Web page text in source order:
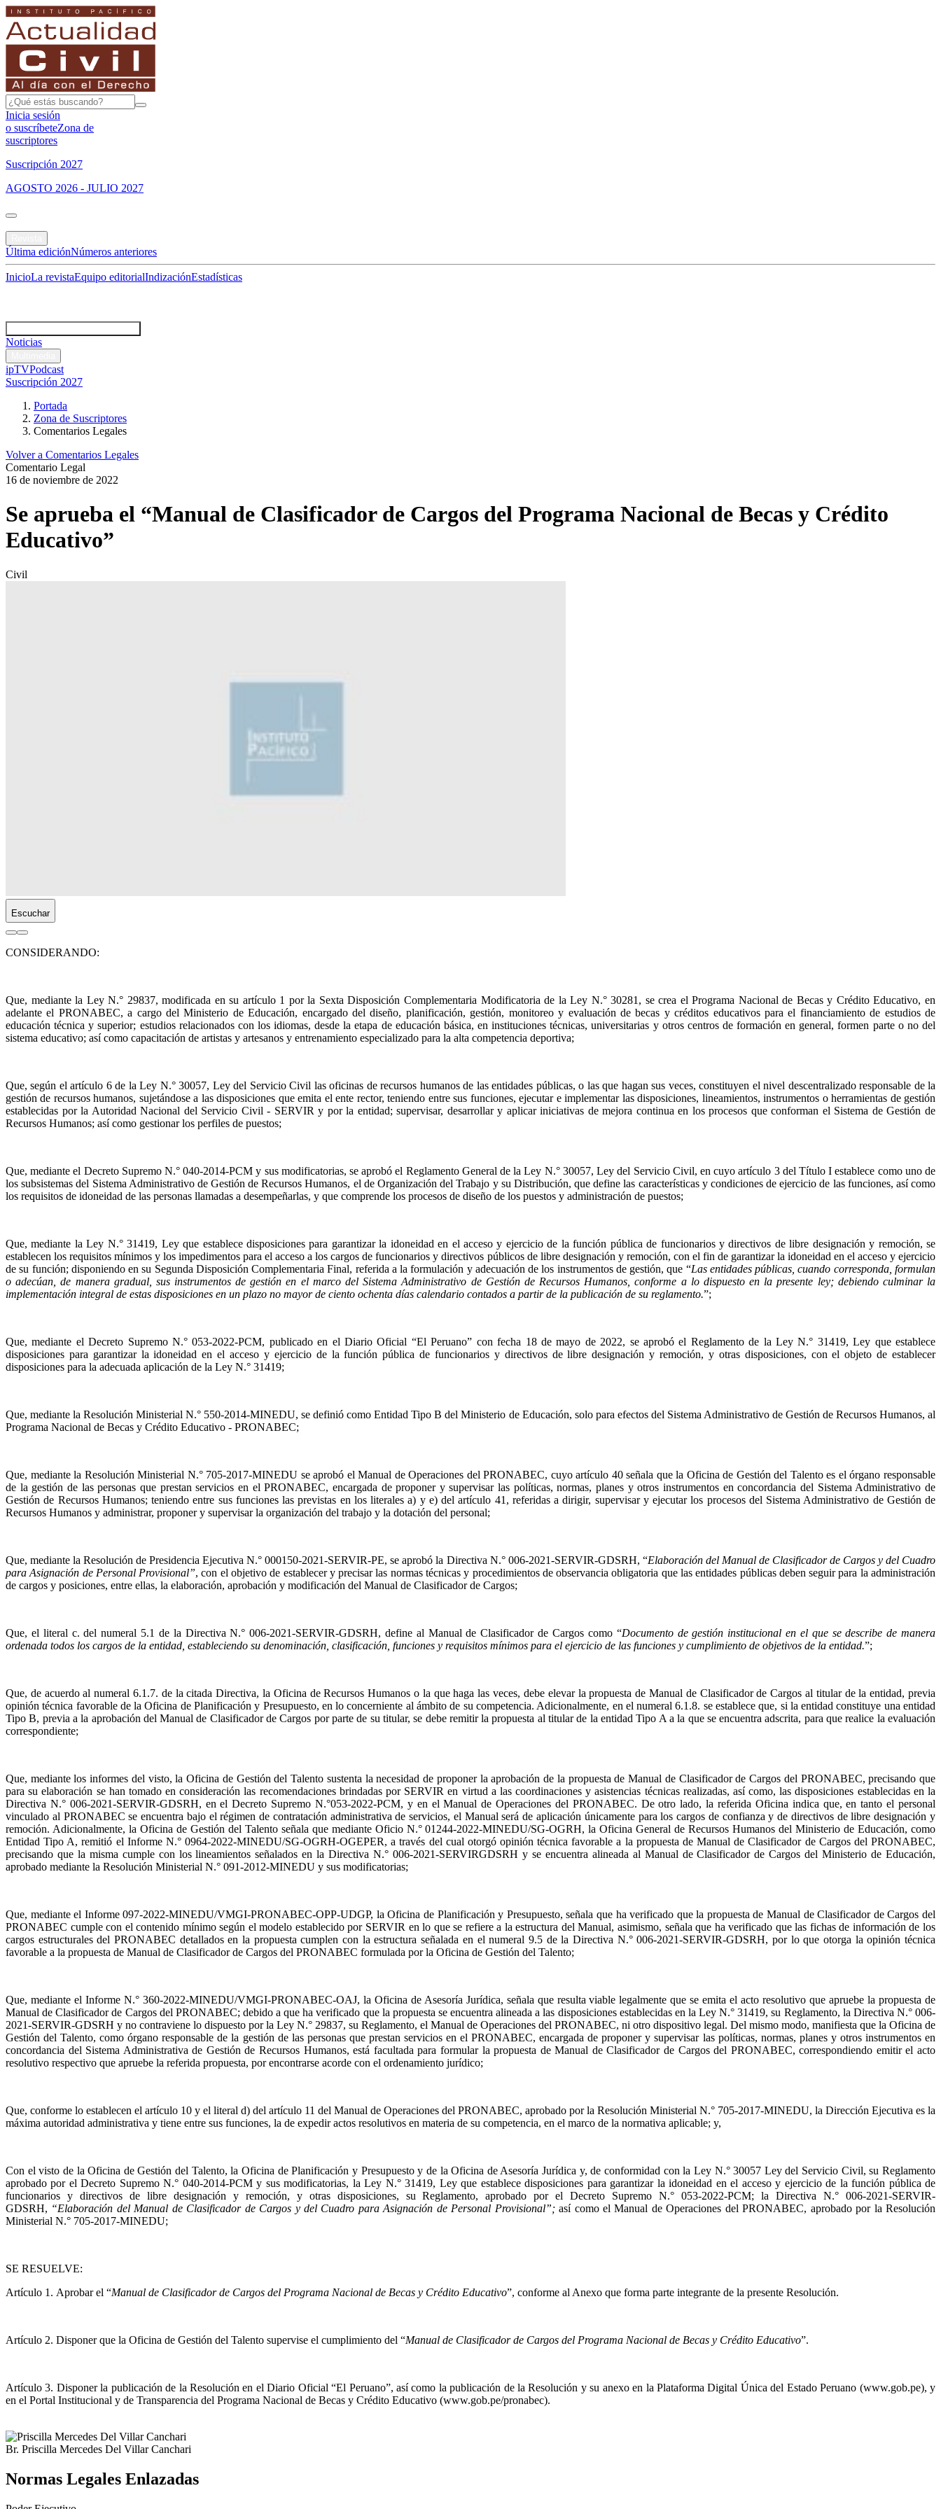
Inicia sesión
o suscríbeteZona de
suscriptores
Suscripción 2027
AGOSTO 2026 - JULIO 2027
Última ediciónNúmeros anteriores
InicioLa revistaEquipo editorialIndizaciónEstadísticas
Noticias
ipTVPodcast
Suscripción 2027
Portada
Zona de Suscriptores
Comentarios Legales
Volver a Comentarios Legales
Comentario Legal
16 de noviembre de 2022
Se aprueba el “Manual de Clasificador de Cargos del Programa Nacional de Becas y Crédito
Educativo”
Civil
Escuchar
CONSIDERANDO:
Que, mediante la Ley N.° 29837, modificada en su artículo 1 por la Sexta Disposición Complementaria Modificatoria de la Ley N.° 30281, se crea el Programa Nacional de Becas y Crédito Educativo, en
adelante el PRONABEC, a cargo del Ministerio de Educación, encargado del diseño, planificación, gestión, monitoreo y evaluación de becas y créditos educativos para el financiamiento de estudios de
educación técnica y superior; estudios relacionados con los idiomas, desde la etapa de educación básica, en instituciones técnicas, universitarias y otros centros de formación en general, formen parte o no del
sistema educativo; así como capacitación de artistas y artesanos y entrenamiento especializado para la alta competencia deportiva;
Que, según el artículo 6 de la Ley N.° 30057, Ley del Servicio Civil las oficinas de recursos humanos de las entidades públicas, o las que hagan sus veces, constituyen el nivel descentralizado responsable de la
gestión de recursos humanos, sujetándose a las disposiciones que emita el ente rector, teniendo entre sus funciones, ejecutar e implementar las disposiciones, lineamientos, instrumentos o herramientas de gestión
establecidas por la Autoridad Nacional del Servicio Civil - SERVIR y por la entidad; supervisar, desarrollar y aplicar iniciativas de mejora continua en los procesos que conforman el Sistema de Gestión de
Recursos Humanos; así como gestionar los perfiles de puestos;
Que, mediante el Decreto Supremo N.° 040-2014-PCM y sus modificatorias, se aprobó el Reglamento General de la Ley N.° 30057, Ley del Servicio Civil, en cuyo artículo 3 del Título I establece como uno de
los subsistemas del Sistema Administrativo de Gestión de Recursos Humanos, el de Organización del Trabajo y su Distribución, que define las características y condiciones de ejercicio de las funciones, así como
los requisitos de idoneidad de las personas llamadas a desempeñarlas, y que comprende los procesos de diseño de los puestos y administración de puestos;
Que, mediante la Ley N.° 31419, Ley que establece disposiciones para garantizar la idoneidad en el acceso y ejercicio de la función pública de funcionarios y directivos de libre designación y remoción, se
establecen los requisitos mínimos y los impedimentos para el acceso a los cargos de funcionarios y directivos públicos de libre designación y remoción, con el fin de garantizar la idoneidad en el acceso y ejercicio
de su función; disponiendo en su Segunda Disposición Complementaria Final, referida a la formulación y adecuación de los instrumentos de gestión, que “Las entidades públicas, cuando corresponda, formulan
o adecúan, de manera gradual, sus instrumentos de gestión en el marco del Sistema Administrativo de Gestión de Recursos Humanos, conforme a lo dispuesto en la presente ley; debiendo culminar la
implementación integral de estas disposiciones en un plazo no mayor de ciento ochenta días calendario contados a partir de la publicación de su reglamento.”;
Que, mediante el Decreto Supremo N.° 053-2022-PCM, publicado en el Diario Oficial “El Peruano” con fecha 18 de mayo de 2022, se aprobó el Reglamento de la Ley N.° 31419, Ley que establece
disposiciones para garantizar la idoneidad en el acceso y ejercicio de la función pública de funcionarios y directivos de libre designación y remoción, y otras disposiciones, con el objeto de establecer
disposiciones para la adecuada aplicación de la Ley N.° 31419;
Que, mediante la Resolución Ministerial N.° 550-2014-MINEDU, se definió como Entidad Tipo B del Ministerio de Educación, solo para efectos del Sistema Administrativo de Gestión de Recursos Humanos, al
Programa Nacional de Becas y Crédito Educativo - PRONABEC;
Que, mediante la Resolución Ministerial N.° 705-2017-MINEDU se aprobó el Manual de Operaciones del PRONABEC, cuyo artículo 40 señala que la Oficina de Gestión del Talento es el órgano responsable
de la gestión de las personas que prestan servicios en el PRONABEC, encargada de proponer y supervisar las políticas, normas, planes y otros instrumentos en concordancia del Sistema Administrativo de
Gestión de Recursos Humanos; teniendo entre sus funciones las previstas en los literales a) y e) del artículo 41, referidas a dirigir, supervisar y ejecutar los procesos del Sistema Administrativo de Gestión de
Recursos Humanos y administrar, proponer y supervisar la organización del trabajo y la dotación del personal;
Que, mediante la Resolución de Presidencia Ejecutiva N.° 000150-2021-SERVIR-PE, se aprobó la Directiva N.° 006-2021-SERVIR-GDSRH, “Elaboración del Manual de Clasificador de Cargos y del Cuadro
para Asignación de Personal Provisional”, con el objetivo de establecer y precisar las normas técnicas y procedimientos de observancia obligatoria que las entidades públicas deben seguir para la administración
de cargos y posiciones, entre ellas, la elaboración, aprobación y modificación del Manual de Clasificador de Cargos;
Que, el literal c. del numeral 5.1 de la Directiva N.° 006-2021-SERVIR-GDSRH, define al Manual de Clasificador de Cargos como “Documento de gestión institucional en el que se describe de manera
ordenada todos los cargos de la entidad, estableciendo su denominación, clasificación, funciones y requisitos mínimos para el ejercicio de las funciones y cumplimiento de objetivos de la entidad.”;
Que, de acuerdo al numeral 6.1.7. de la citada Directiva, la Oficina de Recursos Humanos o la que haga las veces, debe elevar la propuesta de Manual de Clasificador de Cargos al titular de la entidad, previa
opinión técnica favorable de la Oficina de Planificación y Presupuesto, en lo concerniente al ámbito de su competencia. Adicionalmente, en el numeral 6.1.8. se establece que, si la entidad constituye una entidad
Tipo B, previa a la aprobación del Manual de Clasificador de Cargos por parte de su titular, se debe remitir la propuesta al titular de la entidad Tipo A a la que se encuentra adscrita, para que realice la evaluación
correspondiente;
Que, mediante los informes del visto, la Oficina de Gestión del Talento sustenta la necesidad de proponer la aprobación de la propuesta de Manual de Clasificador de Cargos del PRONABEC, precisando que
para su elaboración se han tomado en consideración las recomendaciones brindadas por SERVIR en virtud a las coordinaciones y asistencias técnicas realizadas, así como, las disposiciones establecidas en la
Directiva N.° 006-2021-SERVIR-GDSRH, en el Decreto Supremo N.°053-2022-PCM, y en el Manual de Operaciones del PRONABEC. De otro lado, la referida Oficina indica que, en tanto el personal
vinculado al PRONABEC se encuentra bajo el régimen de contratación administrativa de servicios, el Manual será de aplicación únicamente para los cargos de confianza y de directivos de libre designación y
remoción. Adicionalmente, la Oficina de Gestión del Talento señala que mediante Oficio N.° 01244-2022-MINEDU/SG-OGRH, la Oficina General de Recursos Humanos del Ministerio de Educación, como
Entidad Tipo A, remitió el Informe N.° 0964-2022-MINEDU/SG-OGRH-OGEPER, a través del cual otorgó opinión técnica favorable a la propuesta de Manual de Clasificador de Cargos del PRONABEC,
precisando que la misma cumple con los lineamientos señalados en la Directiva N.° 006-2021-SERVIRGDSRH y se encuentra alineada al Manual de Clasificador de Cargos del Ministerio de Educación,
aprobado mediante la Resolución Ministerial N.° 091-2012-MINEDU y sus modificatorias;
Que, mediante el Informe 097-2022-MINEDU/VMGI-PRONABEC-OPP-UDGP, la Oficina de Planificación y Presupuesto, señala que ha verificado que la propuesta de Manual de Clasificador de Cargos del
PRONABEC cumple con el contenido mínimo según el modelo establecido por SERVIR en lo que se refiere a la estructura del Manual, asimismo, señala que ha verificado que las fichas de información de los
cargos estructurales del PRONABEC detallados en la propuesta cumplen con la estructura señalada en el numeral 9.5 de la Directiva N.° 006-2021-SERVIR-GDSRH, por lo que otorga la opinión técnica
favorable a la propuesta de Manual de Clasificador de Cargos del PRONABEC formulada por la Oficina de Gestión del Talento;
Que, mediante el Informe N.° 360-2022-MINEDU/VMGI-PRONABEC-OAJ, la Oficina de Asesoría Jurídica, señala que resulta viable legalmente que se emita el acto resolutivo que apruebe la propuesta de
Manual de Clasificador de Cargos del PRONABEC; debido a que ha verificado que la propuesta se encuentra alineada a las disposiciones establecidas en la Ley N.° 31419, su Reglamento, la Directiva N.° 006-
2021-SERVIR-GDSRH y no contraviene lo dispuesto por la Ley N.° 29837, su Reglamento, el Manual de Operaciones del PRONABEC, ni otro dispositivo legal. Del mismo modo, manifiesta que la Oficina de
Gestión del Talento, como órgano responsable de la gestión de las personas que prestan servicios en el PRONABEC, encargada de proponer y supervisar las políticas, normas, planes y otros instrumentos en
concordancia del Sistema Administrativa de Gestión de Recursos Humanos, está facultada para formular la propuesta de Manual de Clasificador de Cargos del PRONABEC, correspondiendo emitir el acto
resolutivo respectivo que apruebe la referida propuesta, por encontrarse acorde con el ordenamiento jurídico;
Que, conforme lo establecen el artículo 10 y el literal d) del artículo 11 del Manual de Operaciones del PRONABEC, aprobado por la Resolución Ministerial N.° 705-2017-MINEDU, la Dirección Ejecutiva es la
máxima autoridad administrativa y tiene entre sus funciones, la de expedir actos resolutivos en materia de su competencia, en el marco de la normativa aplicable; y,
Con el visto de la Oficina de Gestión del Talento, la Oficina de Planificación y Presupuesto y de la Oficina de Asesoría Jurídica y, de conformidad con la Ley N.° 30057 Ley del Servicio Civil, su Reglamento
aprobado por el Decreto Supremo N.° 040-2014-PCM y sus modificatorias, la Ley N.° 31419, Ley que establece disposiciones para garantizar la idoneidad en el acceso y ejercicio de la función pública de
funcionarios y directivos de libre designación y remoción, y otras disposiciones, su Reglamento, aprobado por el Decreto Supremo N.° 053-2022-PCM; la Directiva N.° 006-2021-SERVIR-
GDSRH, “Elaboración del Manual de Clasificador de Cargos y del Cuadro para Asignación de Personal Provisional”;así como el Manual de Operaciones del PRONABEC, aprobado por la Resolución
Ministerial N.° 705-2017-MINEDU;
SE RESUELVE:
Artículo 1. Aprobar el “Manual de Clasificador de Cargos del Programa Nacional de Becas y Crédito Educativo”, conforme al Anexo que forma parte integrante de la presente Resolución.
Artículo 2. Disponer que la Oficina de Gestión del Talento supervise el cumplimiento del “Manual de Clasificador de Cargos del Programa Nacional de Becas y Crédito Educativo”.
Artículo 3. Disponer la publicación de la Resolución en el Diario Oficial “El Peruano”, así como la publicación de la Resolución y su anexo en la Plataforma Digital Única del Estado Peruano (www.gob.pe), y
en el Portal Institucional y de Transparencia del Programa Nacional de Becas y Crédito Educativo (www.gob.pe/pronabec).
Br. Priscilla Mercedes Del Villar Canchari
Normas Legales Enlazadas